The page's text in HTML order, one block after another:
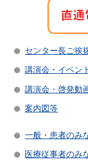
センター長ご挨
講演会・イベン
講演会・啓発動
案内図等
一般・患者のみ
医療従事者のみ